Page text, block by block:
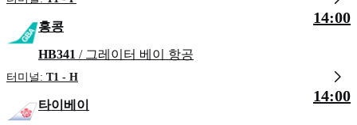
홍콩
HB341 / 그레이터 베이 항공
터미널: T1 - H
14:00
타이베이
14:00